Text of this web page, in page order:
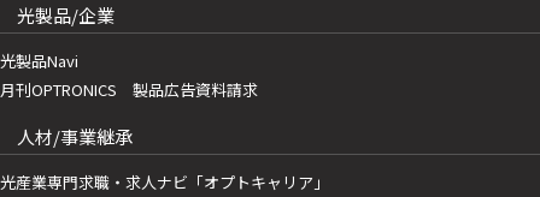
光製品/企業
光製品Navi
月刊OPTRONICS 製品広告資料請求
人材/事業継承
光産業専門求職・求人ナビ「オプトキャリア」